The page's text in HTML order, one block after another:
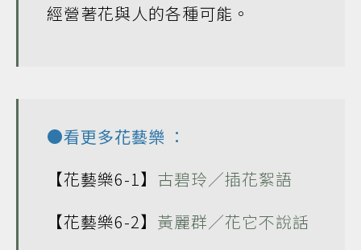
經營著花與人的各種可能。
●看更多花藝樂 ：
【花藝樂6-1】 古碧玲／插花絮語
【花藝樂6-2】 黃麗群／花它不說話